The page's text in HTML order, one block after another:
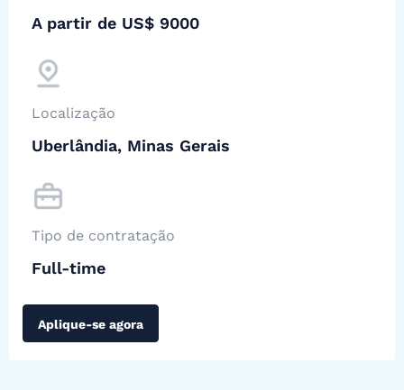
A partir de US$ 9000
Localização
Uberlândia, Minas Gerais
Tipo de contratação
Full-time
Aplique-se agora